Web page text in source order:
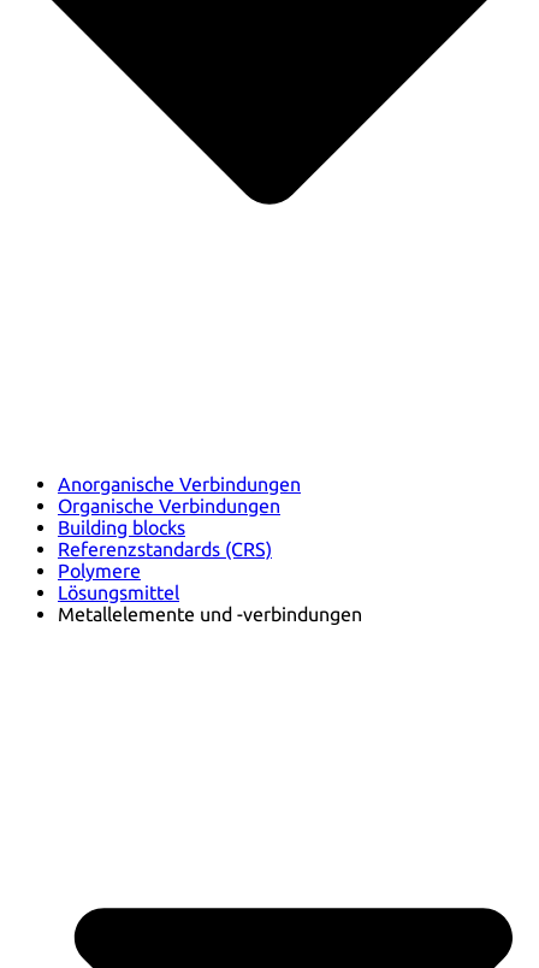
Anorganische Verbindungen
Organische Verbindungen
Building blocks
Referenzstandards (CRS)
Polymere
Lösungsmittel
Metallelemente und -verbindungen